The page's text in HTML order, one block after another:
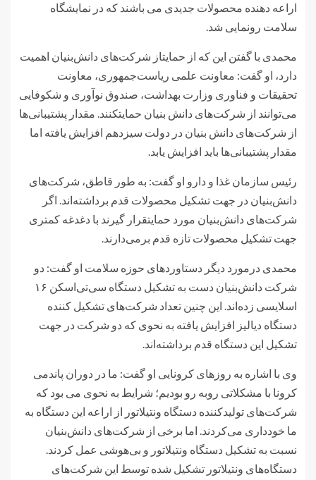
اراعه دهنده محصولات جدیدی می باشند که در نمایشگاه
سلامت رونمایی شد.
محمدی با گفتن این که از حمایتاز شرکت‌های دانش‌بنیان اهمیت
دارد، او گفت: معاونت علمی ریاست‌جمهوری، معاونت
تحقیقات و فناوری وزارت بهداشت، صندوق نوآوری و شکوفایی
می‌توانند از شرکت‌های دانش بنیان حمایتکنند. مقدار پشتیبانی‌ها
از شرکت‌های دانش بنیان در دولت سیزدهم افزایش یافته اما
مقدار پشتیبانی‌ها باید افزایش یابد.
رئیس سازمان غذا و دارو او گفت: به طور قاطق، شرکت‌های
دانش‌بنیان در جهت تشکیل محصولات قدم برداشته‌اند. اگر
شرکت‌های دانش‌بنیان مورد حمایتقرار گیرند با دغدغه کمتری
جهت تشکیل محصولات تازه قدم برمی‌دارند.
محمدی درمورد دیگر دستاوردهای حوزه سلامت او گفت: دو
شرکت دانش‌بنیان دست به تشکیل دستگاه سی‌تی‌اسکن ۱۶
اسلایسی زده‌اند. این چنین تعداد شرکت‌های تشکیل کننده
دستگاه دیالیز افزایش یافته به نحوی که دو شرکت در جهت
تشکیل این دستگاه قدم برداشته‌اند.
وی با اشاره به روزهای کرونایی او گفت: ما در دوران پاندمی
کرونا با مشکلاتی روبه رو بودیم؛ شرایط به نحوی می بود که
شرکت‌های تولیدکننده دستگاه ونتیلاتور از اراعه این دستگاه به
ما خودداری می‌کردند. اما برخی از شرکت‌های دانش‌بنیان
نسبت به تشکیل دستگاه ونتیلاتور و بی‌هوشی عمل کردند.
دستگاه‌های ونتیلاتور تشکیل شده توسط این شرکت‌های